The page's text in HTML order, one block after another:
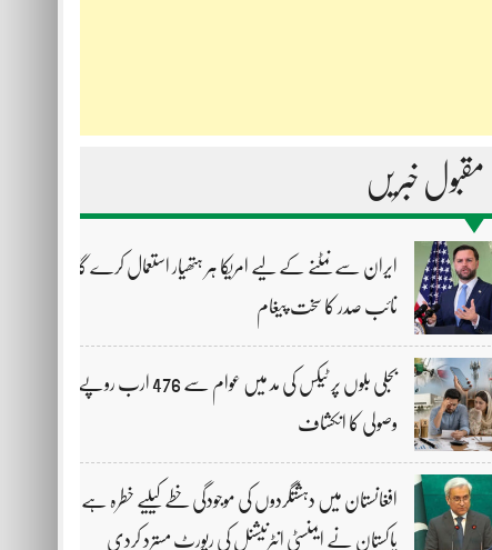
مقبول خبریں
ایران سے نمٹنے کے لیے امریکا ہر ہتھیار استعمال کرے گا،
نائب صدر کا سخت پیغام
بجلی بلوں پر ٹیکس کی مد میں عوام سے 476 ارب روپے
وصولی کا انکشاف
افغانستان میں دہشتگردوں کی موجودگی خطے کیلیے خطرہ ہے،
پاکستان نے ایمنسٹی انٹرنیشنل کی رپورٹ مسترد کردی